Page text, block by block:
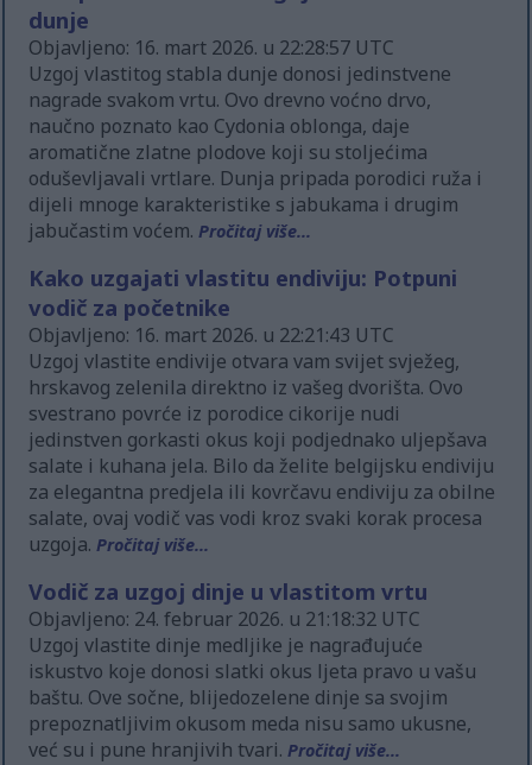
dunje
Objavljeno: 16. mart 2026. u 22:28:57 UTC
Uzgoj vlastitog stabla dunje donosi jedinstvene
nagrade svakom vrtu. Ovo drevno voćno drvo,
naučno poznato kao Cydonia oblonga, daje
aromatične zlatne plodove koji su stoljećima
oduševljavali vrtlare. Dunja pripada porodici ruža i
dijeli mnoge karakteristike s jabukama i drugim
jabučastim voćem.Pročitaj više...
Kako uzgajati vlastitu endiviju: Potpuni
vodič za početnike
Objavljeno: 16. mart 2026. u 22:21:43 UTC
Uzgoj vlastite endivije otvara vam svijet svježeg,
hrskavog zelenila direktno iz vašeg dvorišta. Ovo
svestrano povrće iz porodice cikorije nudi
jedinstven gorkasti okus koji podjednako uljepšava
salate i kuhana jela. Bilo da želite belgijsku endiviju
za elegantna predjela ili kovrčavu endiviju za obilne
salate, ovaj vodič vas vodi kroz svaki korak procesa
uzgoja.Pročitaj više...
Vodič za uzgoj dinje u vlastitom vrtu
Objavljeno: 24. februar 2026. u 21:18:32 UTC
Uzgoj vlastite dinje medljike je nagrađujuće
iskustvo koje donosi slatki okus ljeta pravo u vašu
baštu. Ove sočne, blijedozelene dinje sa svojim
prepoznatljivim okusom meda nisu samo ukusne,
već su i pune hranjivih tvari.Pročitaj više...